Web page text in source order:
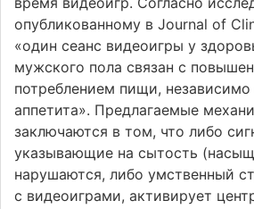
опубликованному в Journal of
«один сеанс видеоигры у
мужского пола связан с
потреблением пищи,
аппетита». Предлагаемые
заключаются в том, что либо
указывающие на сытость
нарушаются, либо умственный
с видеоиграми, активирует